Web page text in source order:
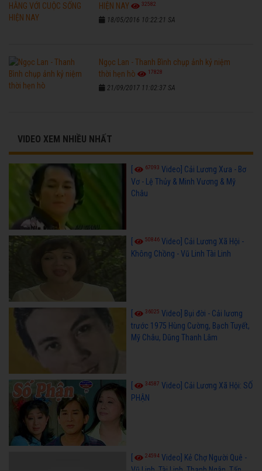
HIỆN NAY
32582
18/05/2016 10:22:21 SA
Ngọc Lan - Thanh Bình chụp ảnh kỷ niệm
thời hẹn hò
17828
21/09/2017 11:02:37 SA
VIDEO XEM NHIỀU NHẤT
67093 Video] Cải Lương Xưa - Bơ
Vơ - Lệ Thủy & Minh Vương & Mỹ
Châu
50846 Video] Cải Lương Xã Hội -
Không Chồng - Vũ Linh Tài Linh
36025 Video] Bụi đời - Cải lương
trước 1975 Hùng Cường, Bạch Tuyết,
Mỹ Châu, Dũng Thanh Lâm
34587 Video] Cải Lương Xã Hội: SỐ
PHẬN
[ 24594 Video] Kẻ Chợ Người Quê -